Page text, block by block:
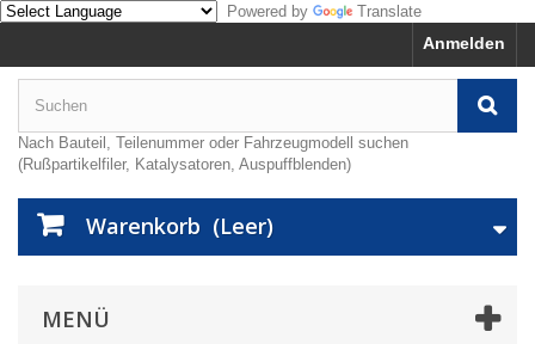
Powered by Translate
Anmelden
Nach Bauteil, Teilenummer oder Fahrzeugmodell suchen
(Rußpartikelfiler, Katalysatoren, Auspuffblenden)
Warenkorb (Leer)
MENÜ